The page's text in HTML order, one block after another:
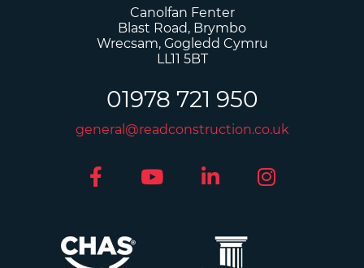
Canolfan Fenter
Blast Road, Brymbo
Wrecsam, Gogledd Cymru
LL11 5BT
01978 721 950
general@readconstruction.co.uk